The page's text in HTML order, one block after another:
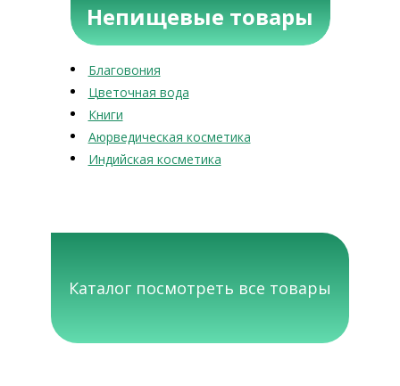
Непищевые товары
Благовония
Цветочная вода
Книги
Аюрведическая косметика
Индийская косметика
Каталог посмотреть все товары